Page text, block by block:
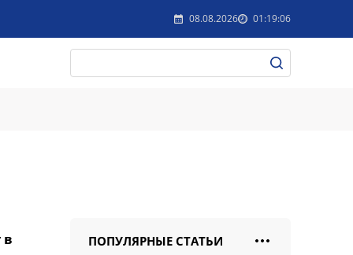
08.08.2026 01:19:06
в
ПОПУЛЯРНЫЕ СТАТЬИ